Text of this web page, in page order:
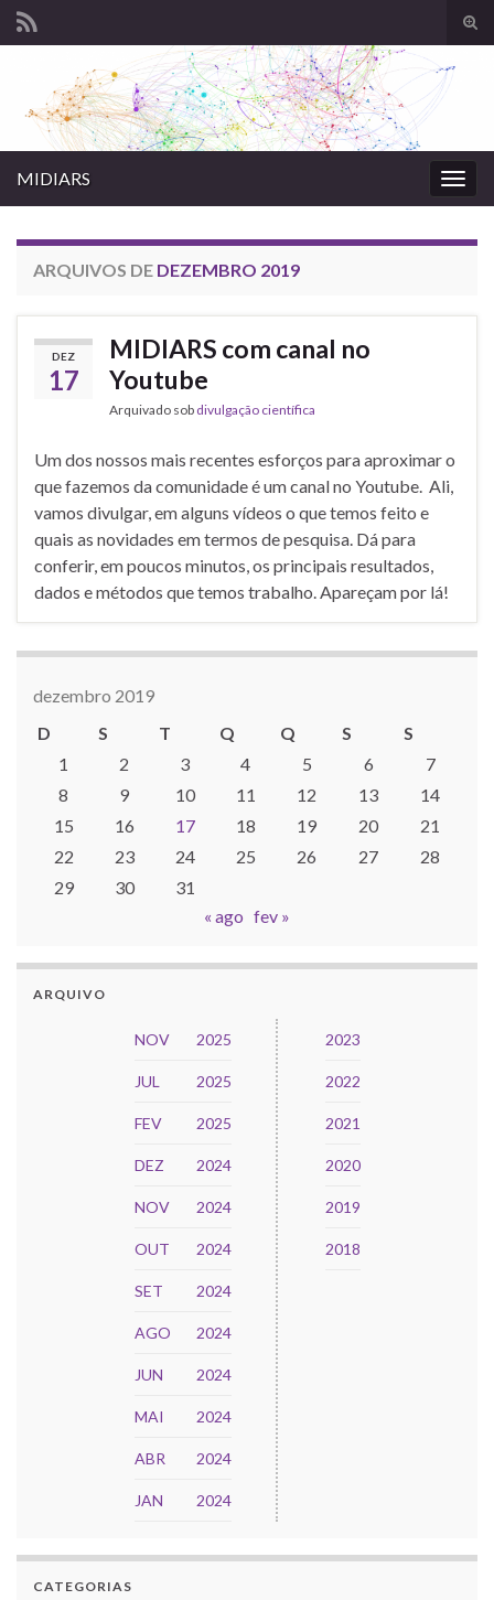
Search for:
MIDIARS
ARQUIVOS DE DEZEMBRO 2019
DEZ
17
MIDIARS com canal no
Youtube
Arquivado sob divulgação científica
Um dos nossos mais recentes esforços para aproximar o
que fazemos da comunidade é um canal no Youtube. Ali,
vamos divulgar, em alguns vídeos o que temos feito e
quais as novidades em termos de pesquisa. Dá para
conferir, em poucos minutos, os principais resultados,
dados e métodos que temos trabalho. Apareçam por lá!
dezembro 2019
D
S T Q Q S
S
1
2 3 4 5 6
7
8
9 10 11 12 13
14
15
16 17 18 19 20
21
22
23 24 25 26 27
28
29
30
31
« ago fev »
ARQUIVO
NOV 2025
JUL 2025
FEV 2025
DEZ 2024
NOV 2024
OUT 2024
SET 2024
AGO 2024
JUN 2024
MAI 2024
ABR 2024
JAN 2024
2023
2022
2021
2020
2019
2018
CATEGORIAS